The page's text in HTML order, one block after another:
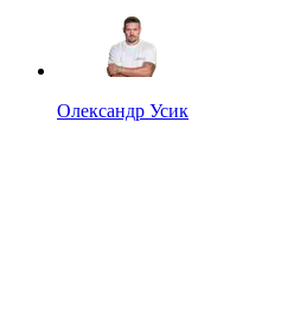
Олександр Усик